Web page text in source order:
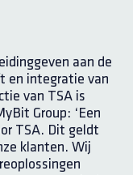
aan de
en integratie van
van TSA is
Group: ‘Een
TSA. Dit geldt
klanten. Wij